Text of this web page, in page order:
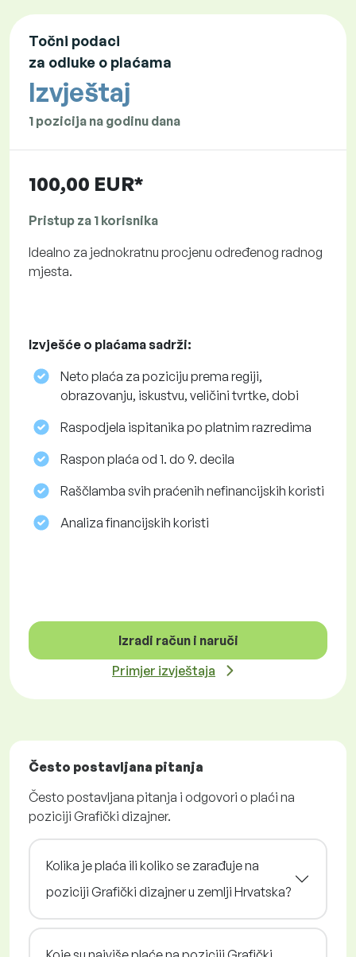
Točni podaci
za odluke o plaćama
Izvještaj
1 pozicija na godinu dana
100,00 EUR*
Pristup za 1 korisnika
Idealno za jednokratnu procjenu određenog radnog
mjesta.
Izvješće o plaćama sadrži:
Neto plaća za poziciju prema regiji,
obrazovanju, iskustvu, veličini tvrtke, dobi
Raspodjela ispitanika po platnim razredima
Raspon plaća od 1. do 9. decila
Raščlamba svih praćenih nefinancijskih koristi
Analiza financijskih koristi
Izradi račun i naruči
Primjer izvještaja
Često postavljana pitanja
Često postavljana pitanja i odgovori o plaći na
poziciji Grafički dizajner.
Kolika je plaća ili koliko se zarađuje na
poziciji Grafički dizajner u zemlji Hrvatska?